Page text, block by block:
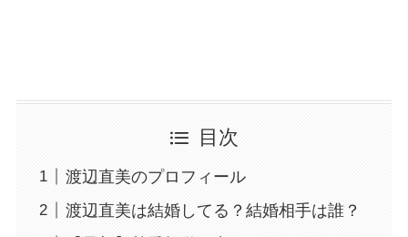
目次
渡辺直美のプロフィール
渡辺直美は結婚してる？結婚相手は誰？